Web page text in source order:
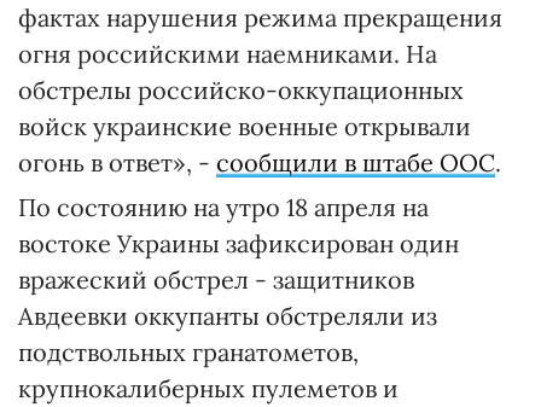
фактах нарушения режима прекращения
огня российскими наемниками. На
обстрелы российско-оккупационных
войск украинские военные открывали
огонь в ответ», - сообщили в штабе ООС.
По состоянию на утро 18 апреля на
востоке Украины зафиксирован один
вражеский обстрел - защитников
Авдеевки оккупанты обстреляли из
подствольных гранатометов,
крупнокалиберных пулеметов и